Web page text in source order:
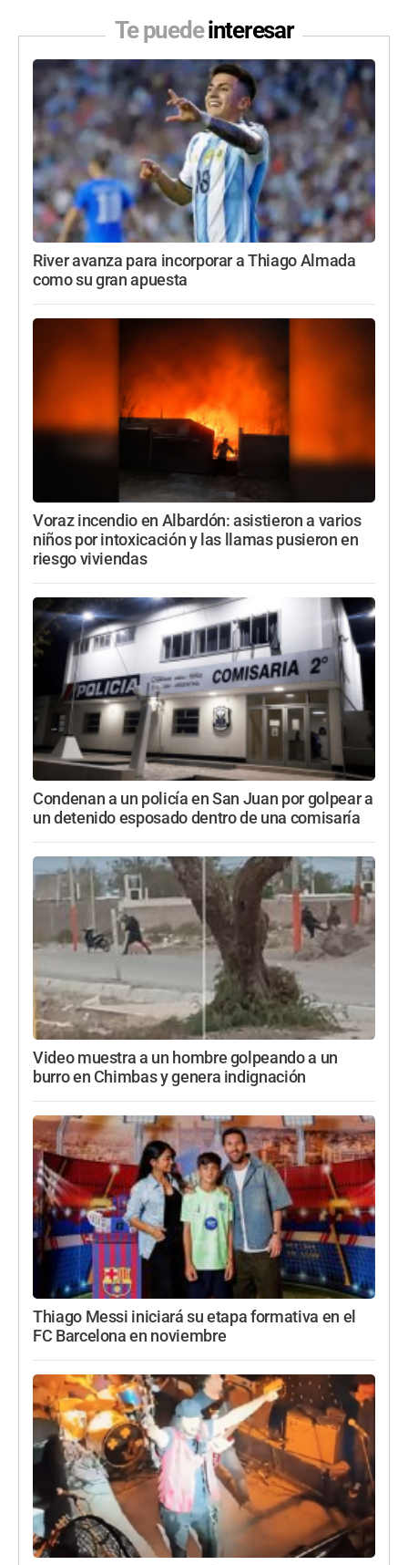
Te puedeinteresar
River avanza para incorporar a Thiago Almada
como su gran apuesta
Voraz incendio en Albardón: asistieron a varios
niños por intoxicación y las llamas pusieron en
riesgo viviendas
Condenan a un policía en San Juan por golpear a
un detenido esposado dentro de una comisaría
Video muestra a un hombre golpeando a un
burro en Chimbas y genera indignación
Thiago Messi iniciará su etapa formativa en el
FC Barcelona en noviembre